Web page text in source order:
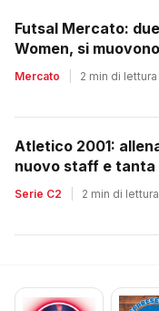
Futsal Mercato:
Women, si
regionale
Mercato 2 min di lettura
Atletico 2001:
nuovo staff e
dopo la
Serie C2 2 min di lettura